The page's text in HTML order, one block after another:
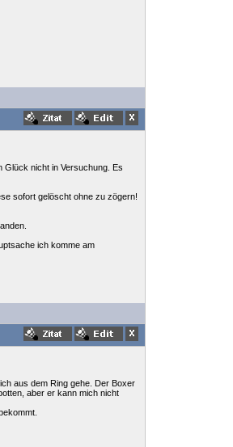
Glück nicht in Versuchung. Es
sofort gelöscht ohne zu zögern!
ich komme am
aus dem Ring gehe. Der Boxer
aber er kann mich nicht